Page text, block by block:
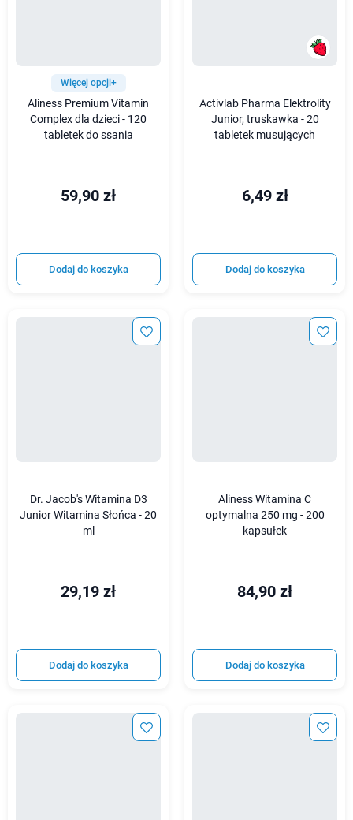
Więcej opcji+
Aliness Premium Vitamin
Complex dla dzieci - 120
tabletek do ssania
59,90 zł
Dodaj do koszyka
Activlab Pharma Elektrolity
Junior, truskawka - 20
tabletek musujących
6,49 zł
Dodaj do koszyka
Dr. Jacob's Witamina D3
Junior Witamina Słońca - 20
ml
29,19 zł
Dodaj do koszyka
Aliness Witamina C
optymalna 250 mg - 200
kapsułek
84,90 zł
Dodaj do koszyka